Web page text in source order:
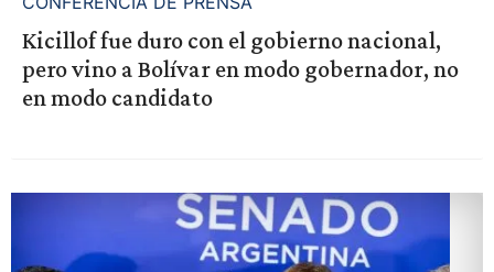
Kicillof fue duro con el gobierno nacional,
pero vino a Bolívar en modo gobernador, no
en modo candidato